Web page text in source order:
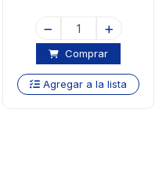
Comprar
Agregar a la lista